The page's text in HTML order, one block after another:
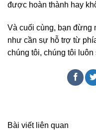
được hoàn thành hay
Và cuối cùng, bạn đừng
như cần sự hỗ trợ từ
chúng tôi, chúng tôi
Bài viết liên quan